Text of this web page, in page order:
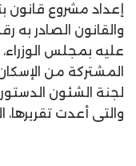
إعداد مشروع قانون
عليه بمجلس
المشتركة من
لجنة الشئون
والتى أعدت